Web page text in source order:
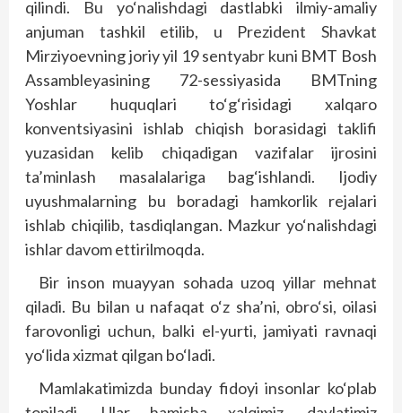
qilindi. Bu yo‘nalishdagi dastlabki ilmiy-amaliy
anjuman tashkil etilib, u Prezident Shavkat
Mirziyoevning joriy yil 19 sentyabr kuni BMT Bosh
Assambleyasining 72-sessiyasida BMTning
Yoshlar huquqlari to‘g‘risidagi xalqaro
konventsiyasini ishlab chiqish borasidagi taklifi
yuzasidan kelib chiqadigan vazifalar ijrosini
ta’minlash masalalariga bag‘ishlandi. Ijodiy
uyushmalarning bu boradagi hamkorlik rejalari
ishlab chiqilib, tasdiqlangan. Mazkur yo‘nalishdagi
ishlar davom ettirilmoqda.
Bir inson muayyan sohada uzoq yillar mehnat
qiladi. Bu bilan u nafaqat o‘z sha’ni, obro‘si, oilasi
farovonligi uchun, balki el-yurti, jamiyati ravnaqi
yo‘lida xizmat qilgan bo‘ladi.
Mamlakatimizda bunday fidoyi insonlar ko‘plab